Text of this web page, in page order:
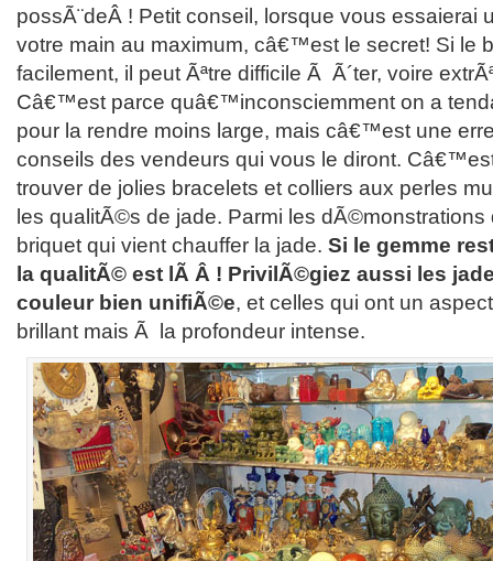
possÃ¨deÂ ! Petit conseil, lorsque vous essaierai
votre main au maximum, câ€™est le secret! Si le
facilement, il peut Ãªtre difficile Ã Ã´ter, voire
Câ€™est parce quâ€™inconsciemment on a
pour la rendre moins large, mais câ€™est une
conseils des vendeurs qui vous le diront.
trouver de jolies bracelets et colliers aux perles
les qualitÃ©s de jade. Parmi les dÃ©monstrations
briquet qui vient chauffer la jade. Si le gemme
la qualitÃ© est lÃ Â ! PrivilÃ©giez aussi les
couleur bien unifiÃ©e, et celles qui ont un
brillant mais Ã la profondeur intense.